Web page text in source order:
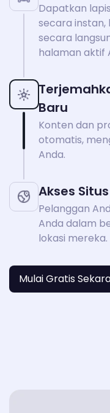
Dapatkan
secara instan,
secara
halaman aktif
Baru
Konten dan
otomatis,
Anda.
Akses
Pelanggan
Anda dalam
lokasi mereka.
Mulai Gratis